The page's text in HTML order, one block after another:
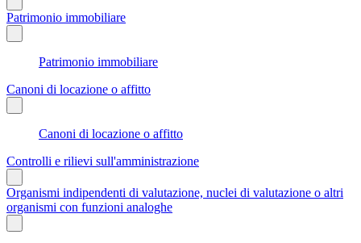
Patrimonio immobiliare
Patrimonio immobiliare
Canoni di locazione o affitto
Canoni di locazione o affitto
Controlli e rilievi sull'amministrazione
Organismi indipendenti di valutazione, nuclei di valutazione o altri
organismi con funzioni analoghe